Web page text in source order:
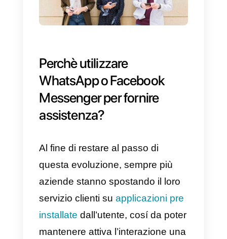
sua navigazione.
di chat tradizionali
installati ormai su ogni sito web
diventano sempre più
sempre meno adatti
a una clientela sempre più
esigente e meno paziente.